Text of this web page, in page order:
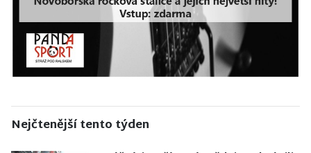
Nejčtenější tento týden